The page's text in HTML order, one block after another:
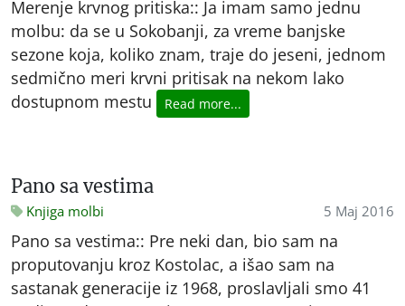
Merenje krvnog pritiska:: Ja imam samo jednu
molbu: da se u Sokobanji, za vreme banjske
sezone koja, koliko znam, traje do jeseni, jednom
sedmično meri krvni pritisak na nekom lako
dostupnom mestu
Read more...
Pano sa vestima
Knjiga molbi 5 Maj 2016
Pano sa vestima:: Pre neki dan, bio sam na
proputovanju kroz Kostolac, a išao sam na
sastanak generacije iz 1968, proslavljali smo 41